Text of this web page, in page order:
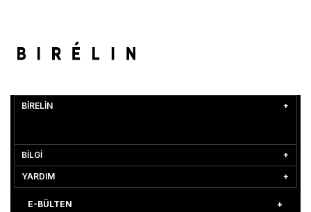
BİRELİN
BİLGİ
YARDIM
E-BÜLTEN